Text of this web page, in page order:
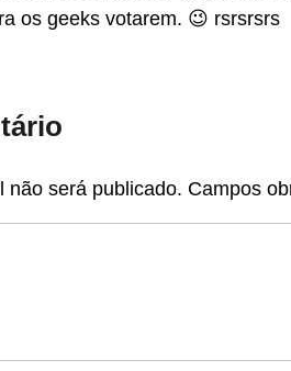
os geeks votarem. 😉 rsrsrsrs
não será publicado. Campos